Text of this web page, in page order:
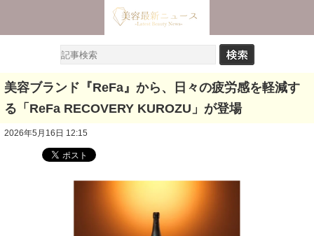
美容ブランド『ReFa』から、日々の疲労感を軽減す
る「ReFa RECOVERY KUROZU」が登場
2026年5月16日 12:15